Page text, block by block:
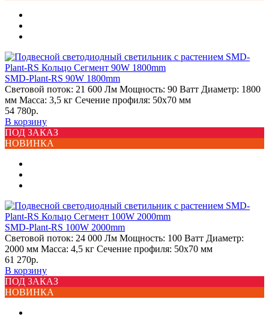
SMD-Plant-RS 90W 1800mm
Световой поток: 21 600 Лм Мощность: 90 Ватт Диаметр: 1800
мм Масса: 3,5 кг Сечение профиля: 50х70 мм
54 780р.
В корзину
ПОД ЗАКАЗ
НОВИНКА
SMD-Plant-RS 100W 2000mm
Световой поток: 24 000 Лм Мощность: 100 Ватт Диаметр:
2000 мм Масса: 4,5 кг Сечение профиля: 50х70 мм
61 270р.
В корзину
ПОД ЗАКАЗ
НОВИНКА